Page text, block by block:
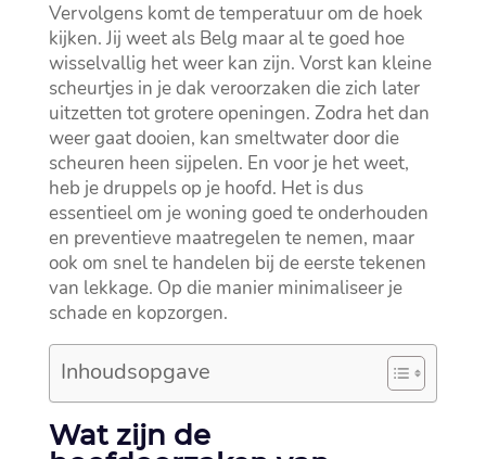
Vervolgens komt de temperatuur om de hoek
kijken.​ Jij weet als Belg maar al te goed hoe
wisselvallig het weer kan zijn.​ Vorst kan kleine
scheurtjes in je dak veroorzaken die zich later
uitzetten tot grotere openingen.​ Zodra het dan
weer gaat dooien, kan smeltwater door die
scheuren heen sijpelen.​ En voor je het weet,
heb je druppels op je hoofd.​ Het is dus
essentieel om je woning goed te onderhouden
en preventieve maatregelen te nemen, maar
ook om snel te handelen bij de eerste tekenen
van lekkage.​ Op die manier minimaliseer je
schade en kopzorgen.​
Inhoudsopgave
Wat zijn de